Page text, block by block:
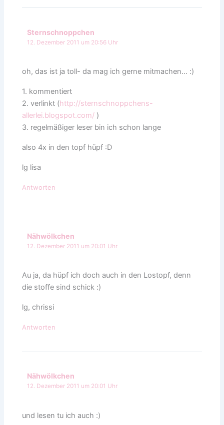
Sternschnoppchen
12. Dezember 2011 um 20:56 Uhr
oh, das ist ja toll- da mag ich gerne mitmachen… :)
1. kommentiert
2. verlinkt (http://sternschnoppchens-
allerlei.blogspot.com/ )
3. regelmäßiger leser bin ich schon lange
also 4x in den topf hüpf :D
lg lisa
Antworten
Nähwölkchen
12. Dezember 2011 um 20:01 Uhr
Au ja, da hüpf ich doch auch in den Lostopf, denn
die stoffe sind schick :)
lg, chrissi
Antworten
Nähwölkchen
12. Dezember 2011 um 20:01 Uhr
und lesen tu ich auch :)